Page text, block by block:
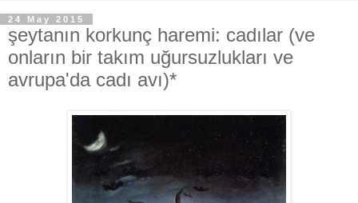
24 May 2015
şeytanın korkunç haremi: cadılar (ve
onların bir takım uğursuzlukları ve
avrupa'da cadı avı)*